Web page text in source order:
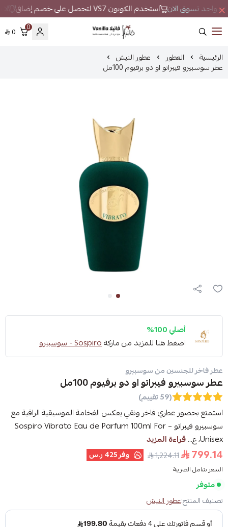
واحد تسوق الان استخدم الكوبون VS7 لتحصل على خصم إضافي لا
فانيلا
0
0
الرئيسية العطور عطور النيش
عطر سوسبيرو فيبراتو او دو برفيوم 100مل
أصلي 100%
اضغط هنا للمزيد من ماركةSospiro - سوسبيرو
عطر فاخر للجنسين من سوسبيرو
عطر سوسبيرو فيبراتو او دو برفيوم 100مل
(59 تقييم)
استمتع بحضور عطري فاخر ونقي يعكس الفخامة الموسيقية الراقية مع
سوسبيرو فيبراتو – Sospiro Vibrato Eau de Parfum 100ml For
Unisex، ع...
قراءة المزيد
799.14
1,224.11 وفر425 ر.س
السعر شامل الضريبة
متوفر
تصنيف المنتج:عطور النيش